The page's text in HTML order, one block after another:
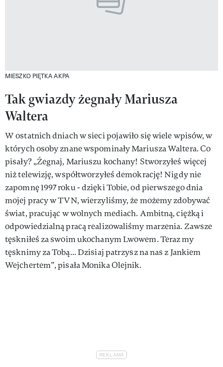
MIESZKO PIĘTKA AKPA
Tak gwiazdy żegnały Mariusza
Waltera
W ostatnich dniach w sieci pojawiło się wiele wpisów, w
których osoby znane wspominały Mariusza Waltera. Co
pisały? „Żegnaj, Mariuszu kochany! Stworzyłeś więcej
niż telewizję, współtworzyłeś demokrację! Nigdy nie
zapomnę 1997 roku - dzięki Tobie, od pierwszego dnia
mojej pracy w TVN, wierzyliśmy, że możemy zdobywać
świat, pracując w wolnych mediach. Ambitną, ciężką i
odpowiedzialną pracą realizowaliśmy marzenia. Zawsze
tęskniłeś za swoim ukochanym Lwowem. Teraz my
tęsknimy za Tobą... Dzisiaj patrzysz na nas z Jankiem
Wejchertem”, pisała Monika Olejnik.